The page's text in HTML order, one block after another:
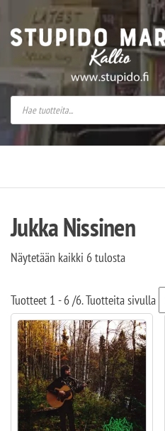
Stupido Market –
Jukka Nissinen
Näytetään kaikki 6 tulosta
Tuotteet 1 - 6/6. Tuotteita sivulla